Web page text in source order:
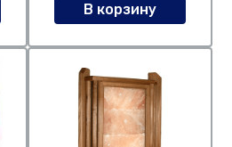
В корзину